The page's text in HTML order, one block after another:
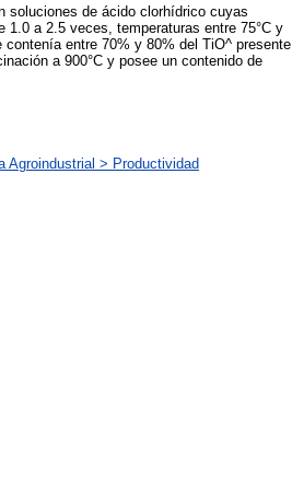
soluciones de ácido clorhídrico cuyas
a 2.5 veces, temperaturas entre 75°C y
entre 70% y 80% del TiO^ presente
a 900°C y posee un contenido de
Agroindustrial > Productividad